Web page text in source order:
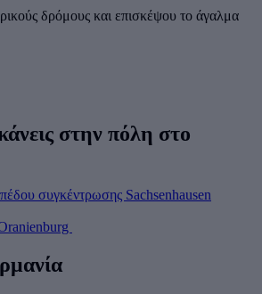
δρόμους και επισκέψου το άγαλμα
στην πόλη στο
συγκέντρωσης Sachsenhausen